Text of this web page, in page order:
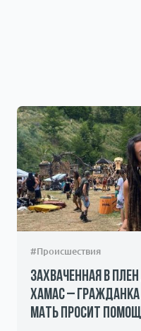
#Происшествия
Захваченная в
ХАМАС –
мать просит